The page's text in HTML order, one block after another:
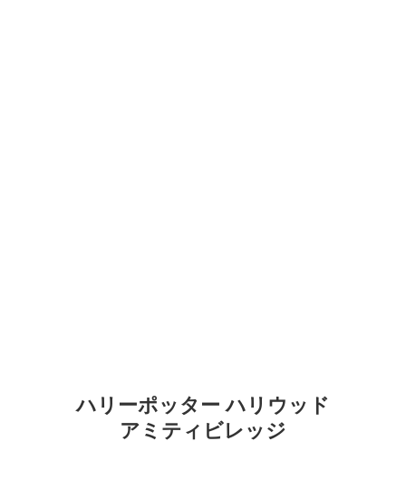
ハリーポッター ハリウッド
アミティビレッジ